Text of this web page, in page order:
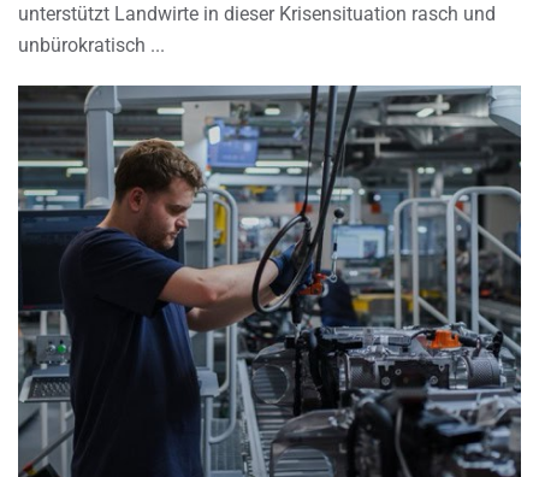
unterstützt Landwirte in dieser Krisensituation rasch und
unbürokratisch